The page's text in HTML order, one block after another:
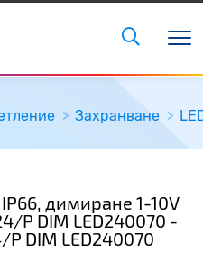
Захранване
димиране 1-10V
P DIM LED240070 -
P DIM LED240070